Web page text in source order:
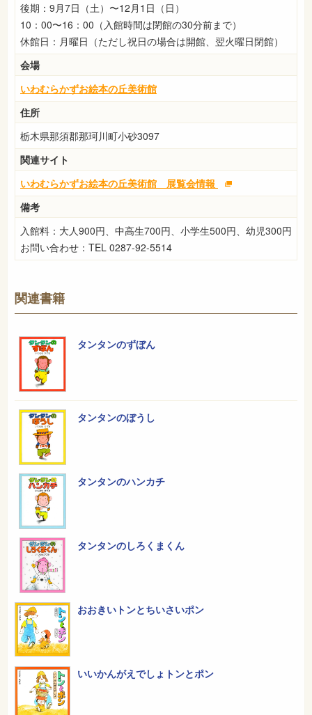
後期：9月7日（土）〜12月1日（日）
10：00〜16：00（入館時間は閉館の30分前まで）
休館日：月曜日（ただし祝日の場合は開館、翌火曜日閉館）
会場
いわむらかずお絵本の丘美術館
住所
栃木県那須郡那珂川町小砂3097
関連サイト
いわむらかずお絵本の丘美術館 展覧会情報
備考
入館料：大人900円、中高生700円、小学生500円、幼児300円
お問い合わせ：TEL 0287-92-5514
関連書籍
タンタンのずぼん
タンタンのぼうし
タンタンのハンカチ
タンタンのしろくまくん
おおきいトンとちいさいポン
いいかんがえでしょトンとポン